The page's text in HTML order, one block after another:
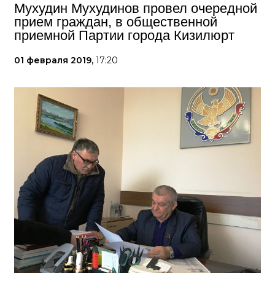
Мухудин Мухудинов провел очередной
прием граждан, в общественной
приемной Партии города Кизилюрт
01 февраля 2019, 17:20